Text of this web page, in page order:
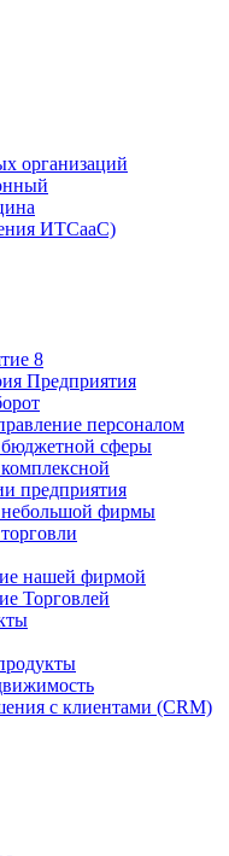
организаций
ИТСааС)
8
Предприятия
персоналом
сферы
предприятия
фирмы
нашей фирмой
Торговлей
с клиентами (CRM)